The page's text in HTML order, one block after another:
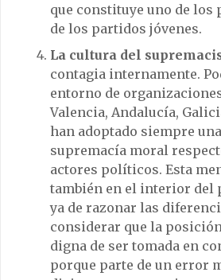
que constituye uno de los
de los partidos jóvenes.
La cultura del
contagia internamente.
entorno de
Valencia, Andalucía,
han adoptado siempre
supremacía moral
actores políticos. Esta
también en el interior del
ya de razonar las
considerar que la
digna de ser tomada en
porque parte de un error